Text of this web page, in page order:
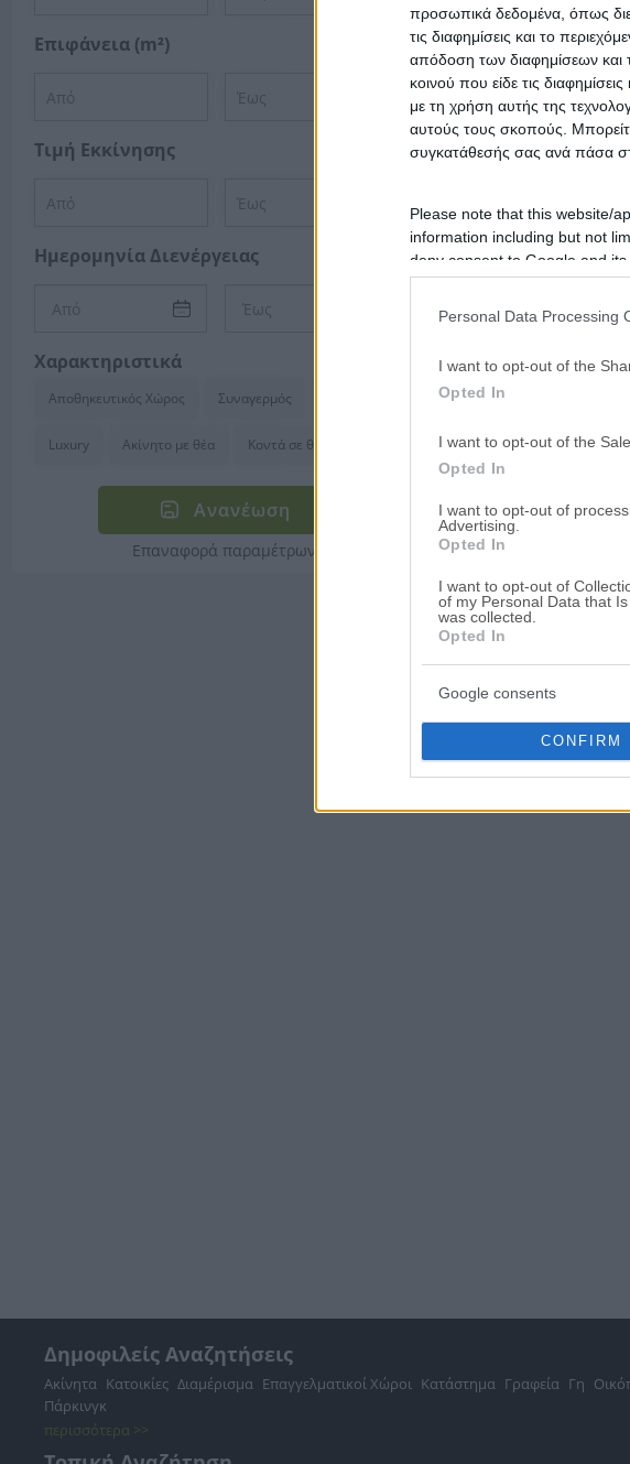
προσωπικά δεδομένα, όπως
τις διαφημίσεις και το
απόδοση των διαφημίσεων και
κοινού που είδε τις
με τη χρήση αυτής της
αυτούς τους σκοπούς.
συγκατάθεσής σας ανά πάσα
Please note that this website/
information including but not
deny consent to Google and
in below Google consent
Personal Data Processing
I want to opt-out of the
Opted In
I want to opt-out of the
Opted In
I want to opt-out of
Advertising.
Opted In
I want to opt-out of
of my Personal Data that
was collected.
Opted In
Google consents
CONFIRM
Επιφάνεια (m²)
Τιμή Εκκίνησης
Ημερομηνία Διενέργειας
Χαρακτηριστικά
Αποθηκευτικός Χώρος Συναγερμός
Luxury Ακίνητο με θέα Κοντά σε θάλασσα
Ανανέωση
Επαναφορά παραμέτρων
Δημοφιλείς Αναζητήσεις
Ακίνητα Κατοικίες Διαμέρισμα Επαγγελματικοί Χώροι Κατάστημα Γραφεία Γη
Πάρκινγκ
περισσότερα >>